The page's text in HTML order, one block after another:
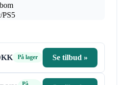
PS5
På lager Se tilbud »